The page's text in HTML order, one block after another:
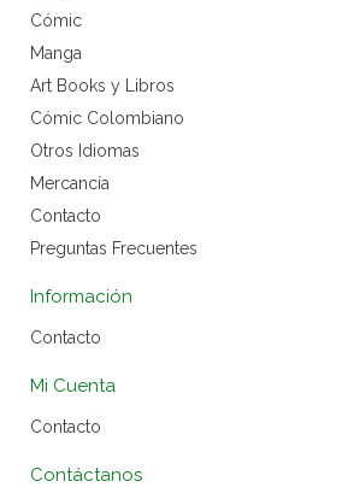
Cómic
Manga
Art Books y Libros
Cómic Colombiano
Otros Idiomas
Mercancía
Contacto
Preguntas Frecuentes
Información
Contacto
Mi Cuenta
Contacto
Contáctanos